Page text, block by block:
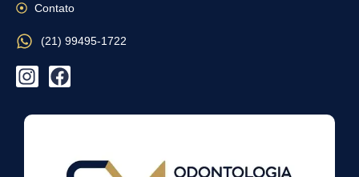
Contato
(21) 99495-1722